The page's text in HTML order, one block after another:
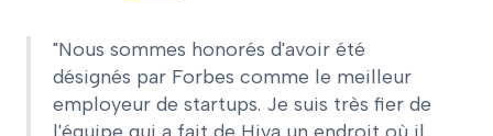
"Nous sommes honorés d'avoir été
désignés par Forbes comme le meilleur
employeur de startups. Je suis très fier de